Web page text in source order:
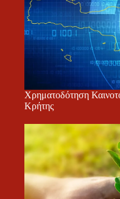
Χρηματοδότηση
Κρήτης